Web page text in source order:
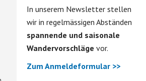
In unserem Newsletter stellen
wir in regelmässigen Abständen
spannende und saisonale
Wandervorschläge vor.
Zum Anmeldeformular >>